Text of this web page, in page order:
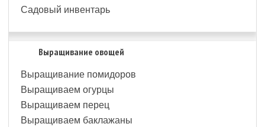
Садовый инвентарь
Выращивание овощей
Выращивание помидоров
Выращиваем огурцы
Выращиваем перец
Выращиваем баклажаны